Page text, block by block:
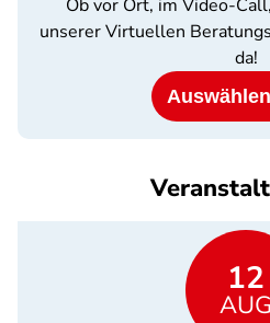
Ob vor Ort, im Video-
unserer Virtuellen
da!
Auswählen
12
AUG